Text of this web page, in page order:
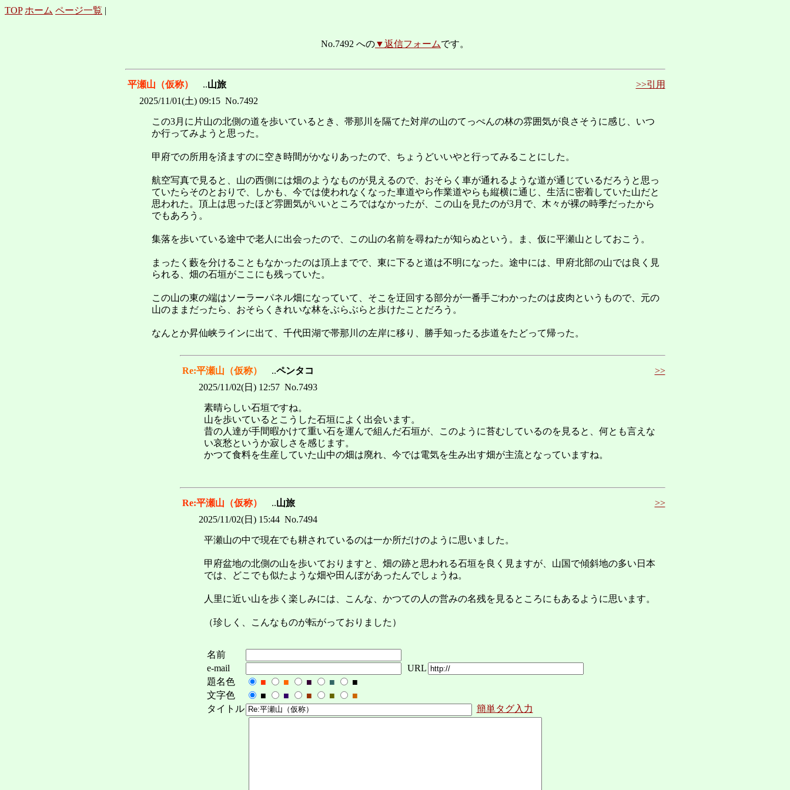
TOP ホーム ページ一覧 |
No.7492 への▼返信フォームです。
平瀬山（仮称） ..山旅
>>引用
2025/11/01(土) 09:15 No.7492
この3月に片山の北側の道を歩いているとき、帯那川を隔てた対岸の山のてっぺんの林の雰囲気が良さそうに感じ、いつ
か行ってみようと思った。
甲府での所用を済ますのに空き時間がかなりあったので、ちょうどいいやと行ってみることにした。
航空写真で見ると、山の西側には畑のようなものが見えるので、おそらく車が通れるような道が通じているだろうと思っ
ていたらそのとおりで、しかも、今では使われなくなった車道やら作業道やらも縦横に通じ、生活に密着していた山だと
思われた。頂上は思ったほど雰囲気がいいところではなかったが、この山を見たのが3月で、木々が裸の時季だったから
でもあろう。
集落を歩いている途中で老人に出会ったので、この山の名前を尋ねたが知らぬという。ま、仮に平瀬山としておこう。
まったく藪を分けることもなかったのは頂上までで、東に下ると道は不明になった。途中には、甲府北部の山では良く見
られる、畑の石垣がここにも残っていた。
この山の東の端はソーラーパネル畑になっていて、そこを迂回する部分が一番手ごわかったのは皮肉というもので、元の
山のままだったら、おそらくきれいな林をぶらぶらと歩けたことだろう。
なんとか昇仙峡ラインに出て、千代田湖で帯那川の左岸に移り、勝手知ったる歩道をたどって帰った。
Re:平瀬山（仮称） ..ペンタコ
>>
2025/11/02(日) 12:57 No.7493
素晴らしい石垣ですね。
山を歩いているとこうした石垣によく出会います。
昔の人達が手間暇かけて重い石を運んで組んだ石垣が、このように苔むしているのを見ると、何とも言えな
い哀愁というか寂しさを感じます。
かつて食料を生産していた山中の畑は廃れ、今では電気を生み出す畑が主流となっていますね。
Re:平瀬山（仮称） ..山旅
>>
2025/11/02(日) 15:44 No.7494
平瀬山の中で現在でも耕されているのは一か所だけのように思いました。
甲府盆地の北側の山を歩いておりますと、畑の跡と思われる石垣を良く見ますが、山国で傾斜地の多い日本
では、どこでも似たような畑や田んぼがあったんでしょうね。
人里に近い山を歩く楽しみには、こんな、かつての人の営みの名残を見るところにもあるように思います。
（珍しく、こんなものが転がっておりました）
名前
e-mail
URL
題名色
■ ■ ■ ■
■
文字色
■ ■ ■ ■
■
タイトル
簡単タグ入力